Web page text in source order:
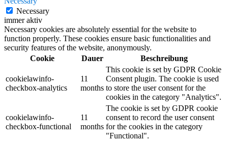
Necessary
immer aktiv
Necessary cookies are absolutely essential for the website to
function properly. These cookies ensure basic functionalities and
security features of the website, anonymously.
Cookie
Dauer Beschreibung
cookielawinfo-
checkbox-analytics
11
months
This cookie is set by GDPR Cookie
Consent plugin. The cookie is used
to store the user consent for the
cookies in the category "Analytics".
cookielawinfo-
checkbox-functional
11
months
The cookie is set by GDPR cookie
consent to record the user consent
for the cookies in the category
"Functional".